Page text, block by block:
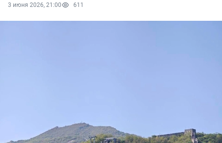
3 июня 2026, 21:00 611